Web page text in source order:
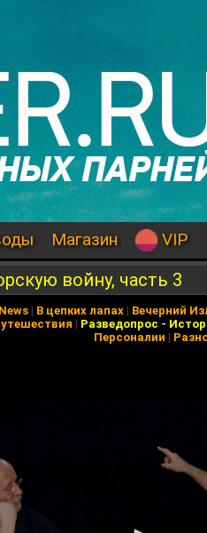
Магазин VIP
войну, часть 3
| В цепких лапах | Вечерний
| Разведопрос -
Персоналии |